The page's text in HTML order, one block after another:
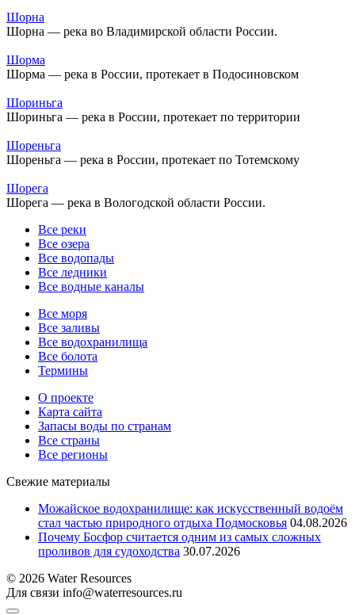
Шорна
Шорна — река во Владимирской области России.
Шорма
Шорма — река в России, протекает в Подосиновском
Шориньга
Шориньга — река в России, протекает по территории
Шореньга
Шореньга — река в России, протекает по Тотемскому
Шорега
Шорега — река в Вологодской области России.
Все реки
Все озера
Все водопады
Все ледники
Все водные каналы
Все моря
Все заливы
Все водохранилища
Все болота
Термины
О проекте
Карта сайта
Запасы воды по странам
Все страны
Все регионы
Свежие материалы
Можайское водохранилище: как искусственный водоём
стал частью природного отдыха Подмосковья 04.08.2026
Почему Босфор считается одним из самых сложных
проливов для судоходства 30.07.2026
© 2026 Water Resources
Для связи info@waterresources.ru